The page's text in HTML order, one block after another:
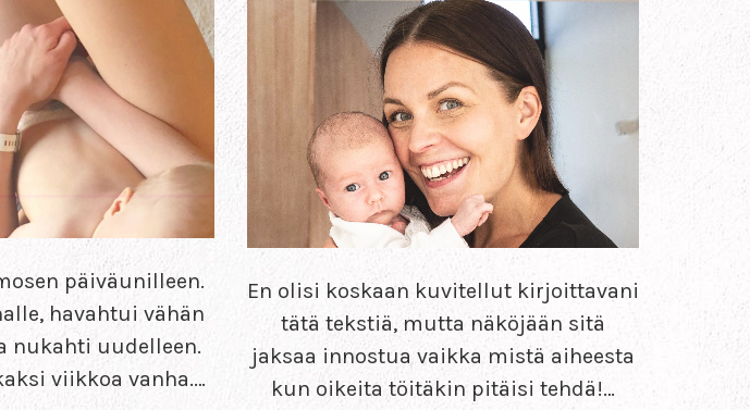
En olisi koskaan kuvitellut kirjoittavani
tätä tekstiä, mutta näköjään sitä
jaksaa innostua vaikka mistä aiheesta
kun oikeita töitäkin pitäisi tehdä!…
päiväunilleen.
havahtui vähän
nukahti uudelleen.
viikkoa vanha.…